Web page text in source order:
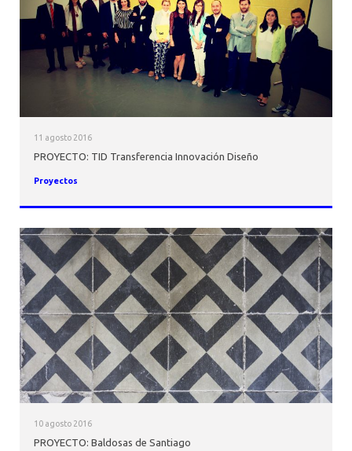
11 agosto 2016
PROYECTO: TID Transferencia Innovación Diseño
Proyectos
10 agosto 2016
PROYECTO: Baldosas de Santiago